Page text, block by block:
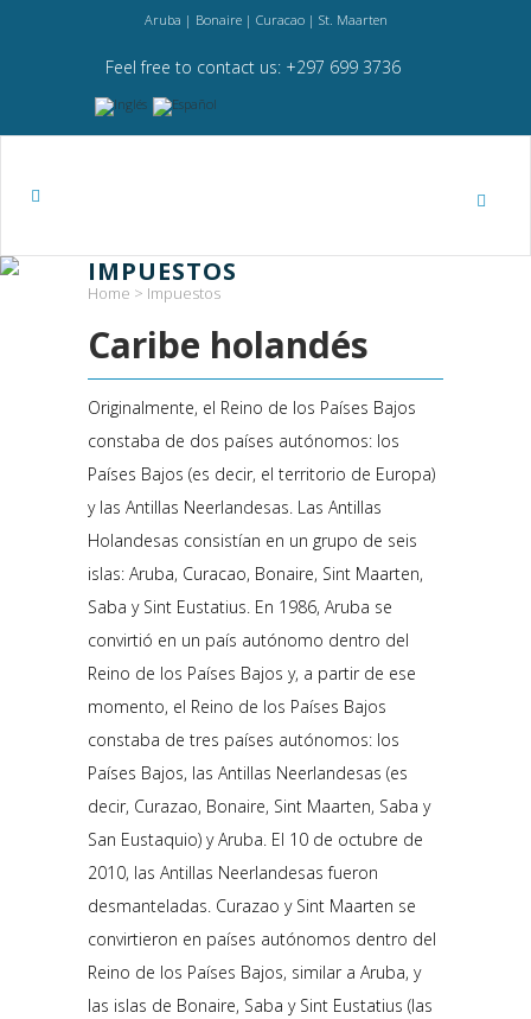
Aruba | Bonaire | Curacao | St. Maarten
Feel free to contact us: +297 699 3736
IMPUESTOS
Home > Impuestos
Caribe holandés
Originalmente, el Reino de los Países Bajos
constaba de dos países autónomos: los
Países Bajos (es decir, el territorio de Europa)
y las Antillas Neerlandesas. Las Antillas
Holandesas consistían en un grupo de seis
islas: Aruba, Curacao, Bonaire, Sint Maarten,
Saba y Sint Eustatius. En 1986, Aruba se
convirtió en un país autónomo dentro del
Reino de los Países Bajos y, a partir de ese
momento, el Reino de los Países Bajos
constaba de tres países autónomos: los
Países Bajos, las Antillas Neerlandesas (es
decir, Curazao, Bonaire, Sint Maarten, Saba y
San Eustaquio) y Aruba. El 10 de octubre de
2010, las Antillas Neerlandesas fueron
desmanteladas. Curazao y Sint Maarten se
convirtieron en países autónomos dentro del
Reino de los Países Bajos, similar a Aruba, y
las islas de Bonaire, Saba y Sint Eustatius (las